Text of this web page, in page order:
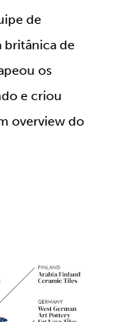
de
britânica de
os
e criou
overview do